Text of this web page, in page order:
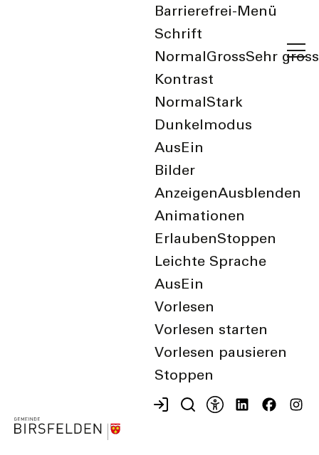
Barrierefrei-Menü
Schrift
Normal GrossSehr gross
Kontrast
Normal Stark
Dunkelmodus
Aus Ein
Bilder
AnzeigenAusblenden
Animationen
ErlaubenStoppen
Leichte Sprache
Aus Ein
Vorlesen
Vorlesen starten
Vorlesen pausieren
Stoppen
Solardächer mit
Die Gemeinde Birsfelden baut
ihre Produktion von lokalem
Solarstrom aus.
Auf öffentlichen Gebäuden